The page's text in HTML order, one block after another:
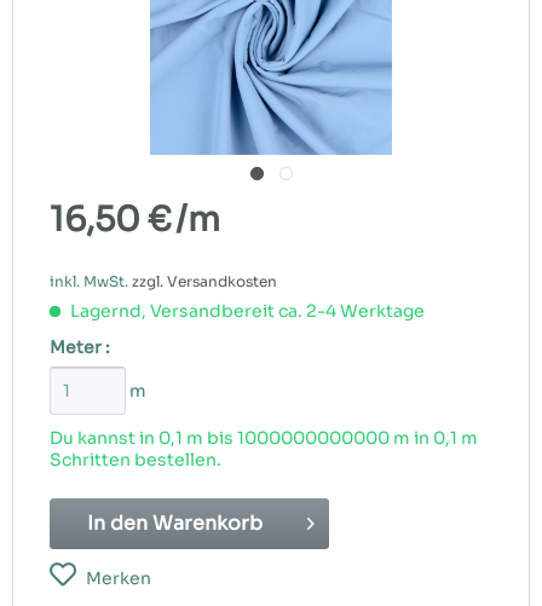
16,50 €/m
inkl. MwSt. zzgl. Versandkosten
Lagernd, Versandbereit ca. 2-4 Werktage
Meter :
m
Du kannst in 0,1 m bis 1000000000000 m in 0,1 m
Schritten bestellen.
In den Warenkorb
Merken